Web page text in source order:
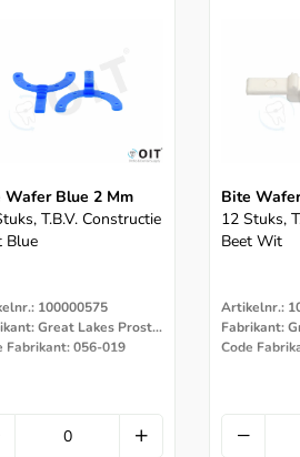
Wafer Blue 2 Mm
T.b.v. Constructie
Blue
100000575
Fabrikant: Great Lakes Prostodontics
Fabrikant: 056-019
Bite
12 Stuks,
Beet Wit
Artikelnr.:
Code